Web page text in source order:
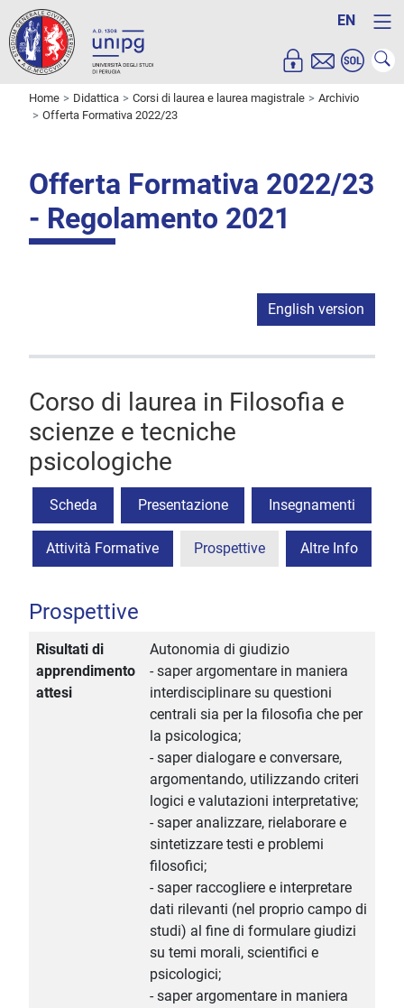
EN
Home Didattica Corsi di laurea e laurea magistrale
Archivio
Offerta Formativa 2022/23
Offerta Formativa 2022/23
- Regolamento 2021
English version
Corso di laurea in Filosofia e
scienze e tecniche
psicologiche
Scheda Presentazione Insegnamenti
Attività Formative Prospettive Altre Info
Prospettive
Risultati di
apprendimento
attesi
Autonomia di giudizio
- saper argomentare in maniera
interdisciplinare su questioni
centrali sia per la filosofia che per
la psicologica;
- saper dialogare e conversare,
argomentando, utilizzando criteri
logici e valutazioni interpretative;
- saper analizzare, rielaborare e
sintetizzare testi e problemi
filosofici;
- saper raccogliere e interpretare
dati rilevanti (nel proprio campo di
studi) al fine di formulare giudizi
su temi morali, scientifici e
psicologici;
- saper argomentare in maniera